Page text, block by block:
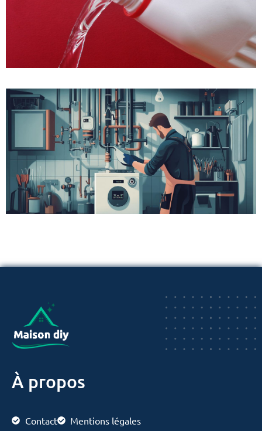
À propos
Contact Mentions légales